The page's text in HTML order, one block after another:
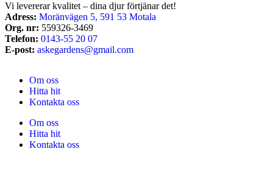
Vi levererar kvalitet – dina djur förtjänar det!
Adress: Moränvägen 5, 591 53 Motala
Org. nr: 559326-3469
Telefon: 0143-55 20 07
E-post: askegardens@gmail.com
Om oss
Hitta hit
Kontakta oss
Om oss
Hitta hit
Kontakta oss